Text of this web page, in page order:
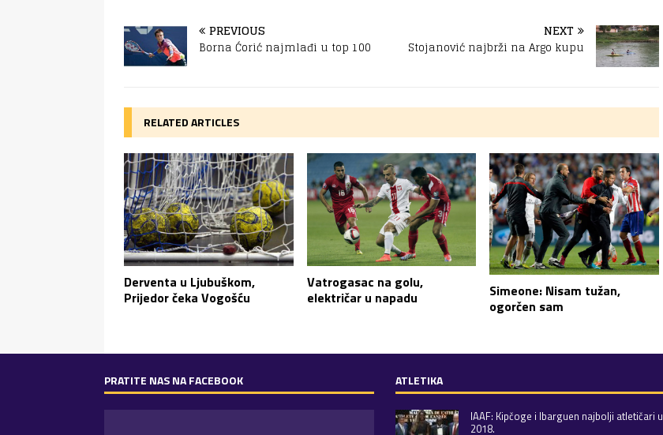
PREVIOUS
Borna Ćorić najmlađi u top 100
NEXT
Stojanović najbrži na Argo kupu
RELATED ARTICLES
Derventa u Ljubuškom,
Prijedor čeka Vogošću
Vatrogasac na golu,
električar u napadu
Simeone: Nisam tužan,
ogorčen sam
PRATITE NAS NA FACEBOOK ATLETIKA
IAAF: Kipčoge i Ibarguen najbolji atletičari u
2018.